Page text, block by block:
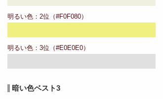
明るい色：2位（#F0F080）
明るい色：3位（#E0E0E0）
暗い色ベスト3